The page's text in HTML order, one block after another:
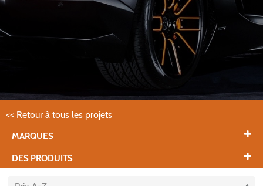
<< Retour à tous les projets
MARQUES
DES PRODUITS